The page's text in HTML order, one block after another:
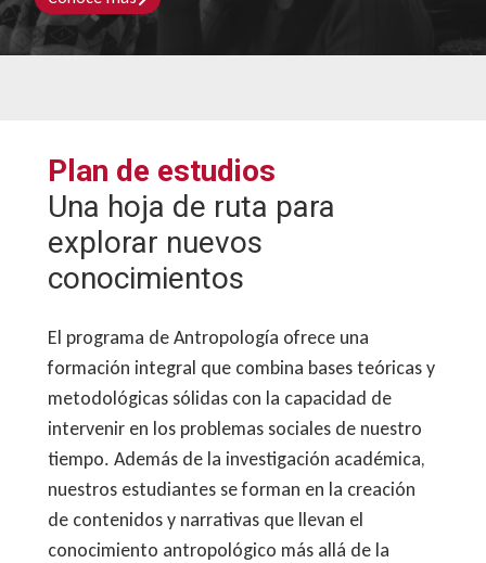
Plan de estudios
Una hoja de ruta para
explorar nuevos
conocimientos
El programa de Antropología ofrece una
formación integral que combina bases teóricas y
metodológicas sólidas con la capacidad de
intervenir en los problemas sociales de nuestro
tiempo. Además de la investigación académica,
nuestros estudiantes se forman en la creación
de contenidos y narrativas que llevan el
conocimiento antropológico más allá de la